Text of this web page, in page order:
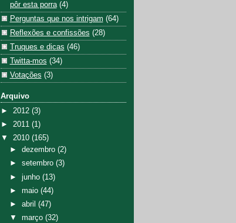
pôr esta porra (4)
Perguntas que nos intrigam (64)
Reflexões e confissões (28)
Truques e dicas (46)
Twitta-mos (34)
Votações (3)
Arquivo
► 2012 (3)
► 2011 (1)
▼ 2010 (165)
► dezembro (2)
► setembro (3)
► junho (13)
► maio (44)
► abril (47)
▼ março (32)